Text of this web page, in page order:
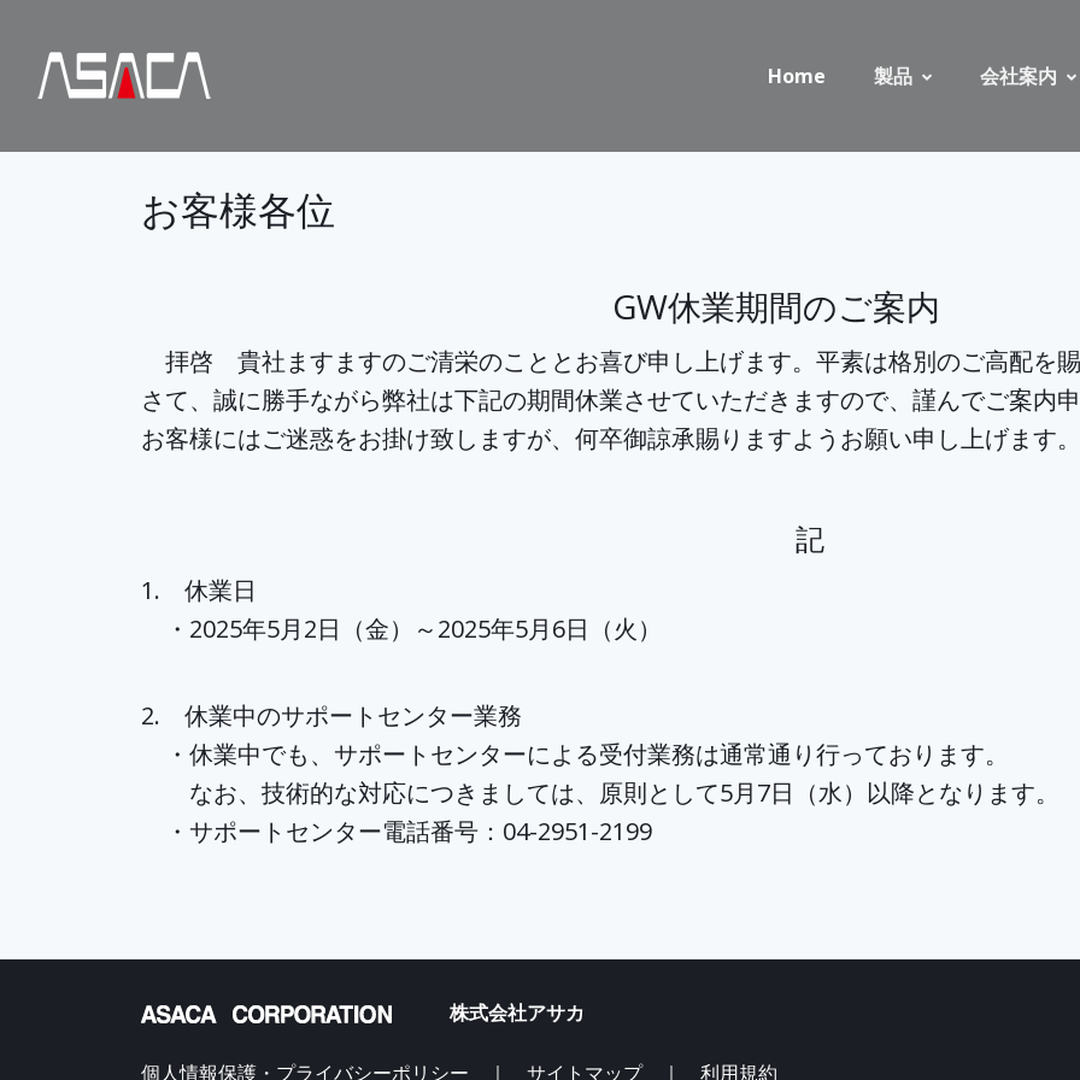
Home 製品 会社案内
お客様各位
GW休業期間のご案内
拝啓 貴社ますますのご清栄のこととお喜び申し上げます。平素は格別のご高配を
さて、誠に勝手ながら弊社は下記の期間休業させていただきますので、謹んでご案内
お客様にはご迷惑をお掛け致しますが、何卒御諒承賜りますようお願い申し上げます。
記
1. 休業日
・2025年5月2日（金）～2025年5月6日（火）
2. 休業中のサポートセンター業務
・休業中でも、サポートセンターによる受付業務は通常通り行っております。
なお、技術的な対応につきましては、原則として5月7日（水）以降となります。
・サポートセンター電話番号：04-2951-2199
株式会社アサカ
個人情報保護・プライバシーポリシー ｜ サイトマップ ｜ 利用規約